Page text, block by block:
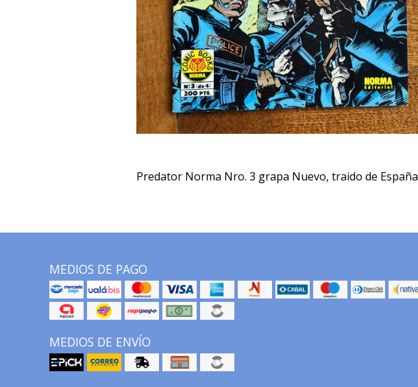
Predator Norma Nro. 3 grapa Nuevo, traido de España
MEDIOS DE PAGO
MEDIOS DE ENVÍO